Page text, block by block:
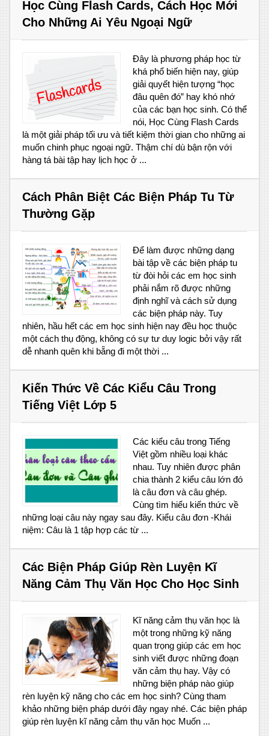
Học Cùng Flash Cards, Cách Học Mới
Cho Những Ai Yêu Ngoại Ngữ
Đây là phương pháp học từ
khá phổ biến hiện nay, giúp
giải quyết hiện tượng “học
đâu quên đó” hay khó nhớ
của các bạn học sinh. Có thể
nói, Học Cùng Flash Cards
là một giải pháp tối ưu và tiết kiệm thời gian cho những ai
muốn chinh phục ngoại ngữ. Thậm chí dù bận rộn với
hàng tá bài tập hay lịch học ở ...
Cách Phân Biệt Các Biện Pháp Tu Từ
Thường Gặp
Để làm được những dạng
bài tập về các biện pháp tu
từ đòi hỏi các em học sinh
phải nắm rõ được những
định nghĩ và cách sử dụng
các biện pháp này. Tuy
nhiên, hầu hết các em học sinh hiện nay đều học thuộc
một cách thụ động, không có sự tư duy logic bởi vậy rất
dễ nhanh quên khi bẵng đi một thời ...
Kiến Thức Về Các Kiểu Câu Trong
Tiếng Việt Lớp 5
Các kiểu câu trong Tiếng
Việt gồm nhiều loại khác
nhau. Tuy nhiên được phân
chia thành 2 kiểu câu lớn đó
là câu đơn và câu ghép.
Cùng tìm hiểu kiến thức về
những loại câu này ngay sau đây. Kiểu câu đơn -Khái
niệm: Câu là 1 tập hợp các từ ...
Các Biện Pháp Giúp Rèn Luyện Kĩ
Năng Cảm Thụ Văn Học Cho Học Sinh
Kĩ năng cảm thụ văn học là
một trong những kỹ năng
quan trọng giúp các em học
sinh viết được những đoạn
văn cảm thụ hay. Vậy có
những biện pháp nào giúp
rèn luyện kỹ năng cho các em học sinh? Cùng tham
khảo những biện pháp dưới đây ngay nhé. Các biện pháp
giúp rèn luyện kĩ năng cảm thụ văn học Muốn ...